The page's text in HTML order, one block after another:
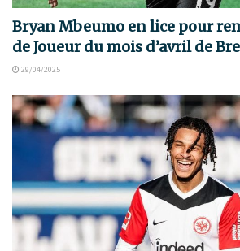
Bryan Mbeumo en lice pour
de Joueur du mois d’avril de
29/04/2025